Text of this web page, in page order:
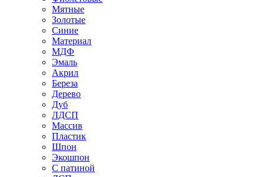
Мятные
Золотые
Синие
Материал
МДФ
Эмаль
Акрил
Береза
Дерево
Дуб
ЛДСП
Массив
Пластик
Шпон
Экошпон
С патиной